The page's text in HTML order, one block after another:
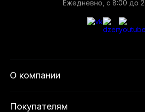
О компании
Покупателям
Ежедневно, с 8:00 до